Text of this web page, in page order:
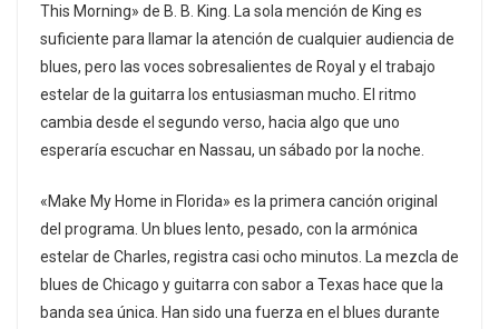
This Morning» de B. B. King. La sola mención de King es
suficiente para llamar la atención de cualquier audiencia de
blues, pero las voces sobresalientes de Royal y el trabajo
estelar de la guitarra los entusiasman mucho. El ritmo
cambia desde el segundo verso, hacia algo que uno
esperaría escuchar en Nassau, un sábado por la noche.
«Make My Home in Florida» es la primera canción original
del programa. Un blues lento, pesado, con la armónica
estelar de Charles, registra casi ocho minutos. La mezcla de
blues de Chicago y guitarra con sabor a Texas hace que la
banda sea única. Han sido una fuerza en el blues durante